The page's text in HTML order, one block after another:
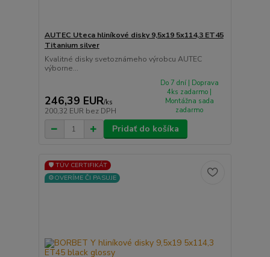
AUTEC Uteca hliníkové disky 9,5x19 5x114,3 ET45
Titanium silver
Kvalitné disky svetoznámeho výrobcu AUTEC
výborne...
246,39 EUR/ks
200,32 EUR bez DPH
Do 7 dní | Doprava
4ks zadarmo |
Montážna sada
zadarmo
Pridať do košíka
🛡️ TÜV CERTIFIKÁT
⚙️OVERÍME ČI PASUJE